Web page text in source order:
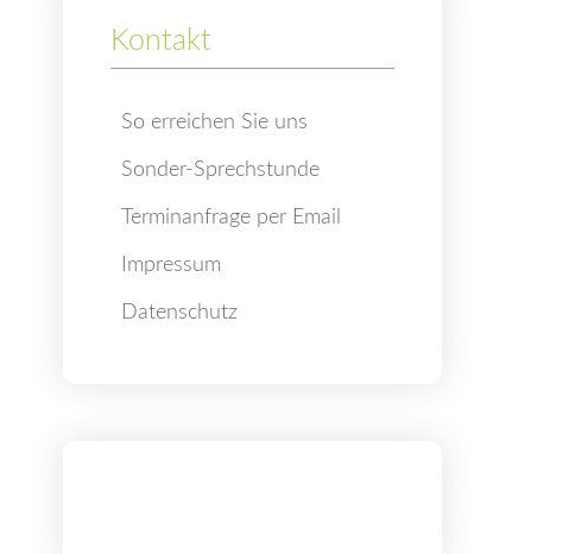
Kontakt
So erreichen Sie uns
Sonder-Sprechstunde
Terminanfrage per Email
Impressum
Datenschutz